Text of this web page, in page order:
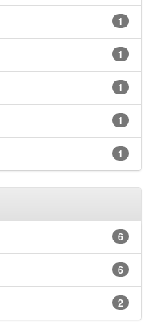
1
1
1
1
1
6
6
2